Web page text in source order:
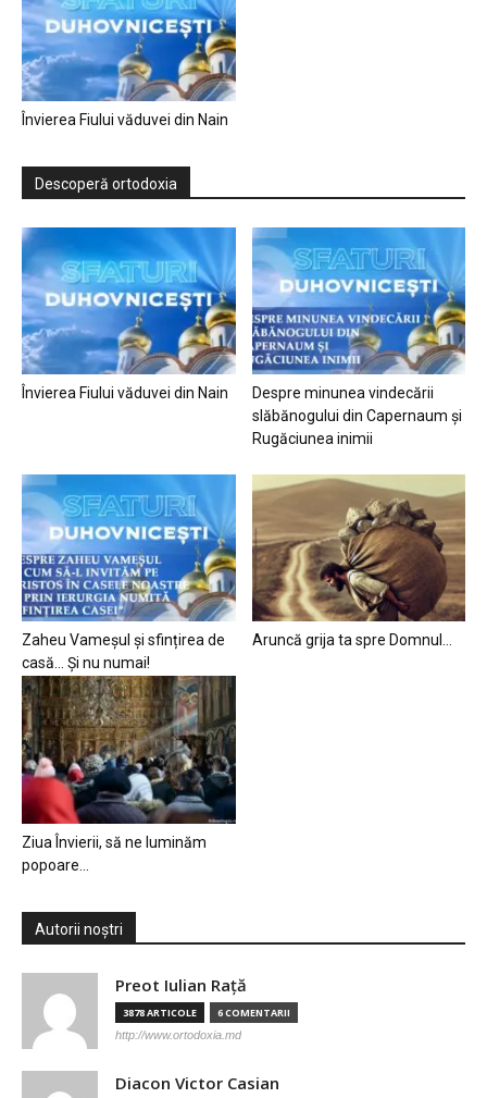
Învierea Fiului văduvei din Nain
Descoperă ortodoxia
Învierea Fiului văduvei din Nain
Despre minunea vindecării
slăbănogului din Capernaum și
Rugăciunea inimii
Zaheu Vameșul și sfințirea de
casă… Și nu numai!
Aruncă grija ta spre Domnul…
Ziua Învierii, să ne luminăm
popoare…
Autorii noștri
Preot Iulian Raţă
3878 ARTICOLE 6 COMENTARII
http://www.ortodoxia.md
Diacon Victor Casian